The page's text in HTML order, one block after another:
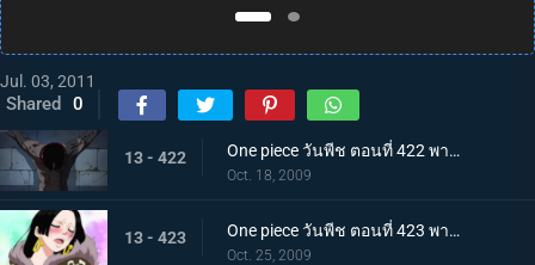
Jul. 03, 2011
Shared 0
13 - 422 One piece วันพีช ตอนที่ 422 พากย์ไทย การบุกที่เสี่ยงด้วยชีวิต! คุกนรกใต้สมุทรอิมเพลดาวน์
Oct. 18, 2009
13 - 423 One piece วันพีช ตอนที่ 423 พากย์ไทย พบกันอีกครั้งในนรก!? ผู้มีพลังผลบาระบาระ!
Oct. 25, 2009